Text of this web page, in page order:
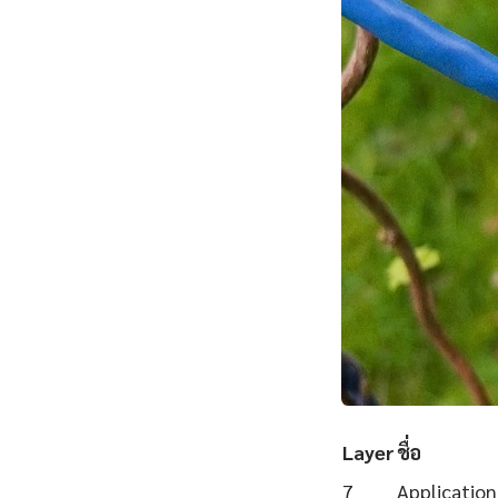
Layerชื่อ
7
Application